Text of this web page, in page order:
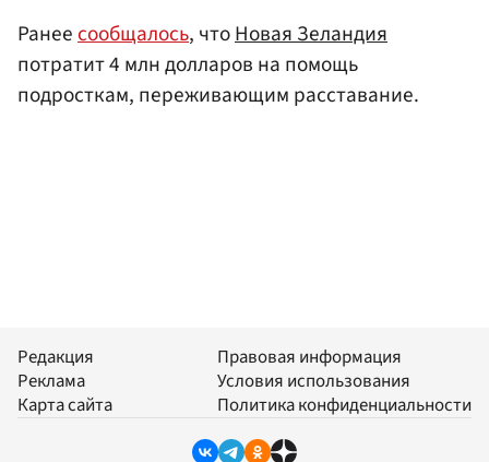
Ранеесообщалось, чтоНовая Зеландия
потратит 4 млн долларов на помощь
подросткам, переживающим расставание.
Редакция
Реклама
Карта сайта
Правовая информация
Условия использования
Политика конфиденциальности